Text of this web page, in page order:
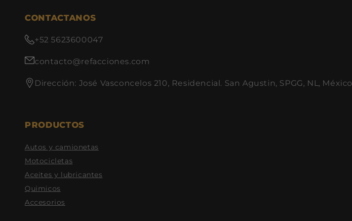
CONTACTANOS
+52 5623600047
contacto@refacciones.com
Dirección: José Vasconcelos 210, Residencial. San Agustin, SPGG, NL, México
PRODUCTOS
Autos y camionetas
Motocicletas
Aceites y lubricantes
Quimicos
Accesorios